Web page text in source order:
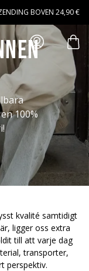
BOVEN 24,90 €
100%
kvalité samtidigt
ligger oss extra
till att varje dag
transporter,
perspektiv.